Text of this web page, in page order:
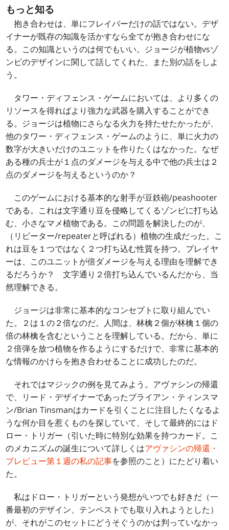
もっと知る
抱き合わせは、単にフレイバーだけの話ではない。デザ
イナーが既存の知識を活かすなら全てが抱き合わせにな
る。この知識というのは何でもいい。ジョージが植物vsゾ
ンビのデザインに関して話してくれた、また別の話をしよ
う。
タワー・ディフェンス・ゲームにおいては、より多くの
リソースを得ればより強力な武器を購入することができ
る。ジョージは植物にさらなる火力を持たせたかったが、
他のタワー・ディフェンス・ゲームのように、単に火力の
数字が大きいだけのユニットを作りたくはなかった。なぜ
ある種の兵士が１点のダメージを与える中で他の兵士は２
点のダメージを与えるというのか？
このゲームにおける基本的な射手が豆鉄砲/peashooter
である。これは文字通り豆を侵略してくるゾンビに打ち込
む、小さなマメ植物である。この問題を解決したのが、
（リピーター/repeaterと呼ばれる）植物の生成だった。こ
れは豆を１つではなく２つ打ち込む性質を持つ。プレイヤ
ーは、このユニットが倍ダメージを与える理由を理解でき
るだろうか？ 文字通り２倍打ち込んでいるんだから、当
然理解できる。
ジョージは非常に基本的なコンセプトに取り組んでい
た。２は１の２倍なのだ。人間は、林檎２個が林檎１個の
倍の林檎を含むということを理解している。だから、単に
２倍弾を放つ植物を作るようにするだけで、非常に基本的
な情報のかけらを抱き合わせることに成功したのだ。
それではマジックの例を見てみよう。アヴァシンの帰還
で、リード・デザイナーであったブライアン・ティンスマ
ン/Brian Tinsmanはカードを引くことに注目したくなるよ
うな何か目を惹くものを探していて、そして最終的にはド
ロー・トリガー（引いた時に特別な効果を持つカード。こ
のメカニズムの誕生について詳しくはアヴァシンの帰還・
プレビュー第１週の私の記事を参照のこと）にたどり着い
た。
私はドロー・トリガーという発想がいつでも好きだ（一
番最初のデザイン、テンペストでも取り入れようとした）
が、それがこのセットにどうそぐうのかは判っていなかっ